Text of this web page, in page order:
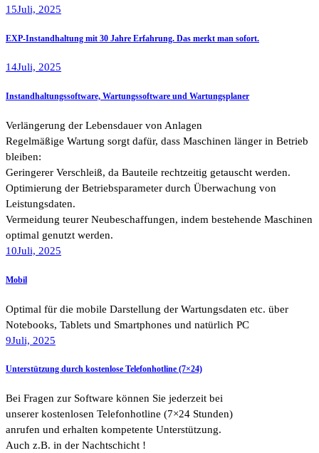
15Juli, 2025
EXP-Instandhaltung mit 30 Jahre Erfahrung. Das merkt man sofort.
14Juli, 2025
Instandhaltungssoftware, Wartungssoftware und Wartungsplaner
Verlängerung der Lebensdauer von Anlagen
Regelmäßige Wartung sorgt dafür, dass Maschinen länger in Betrieb
bleiben:
Geringerer Verschleiß, da Bauteile rechtzeitig getauscht werden.
Optimierung der Betriebsparameter durch Überwachung von
Leistungsdaten.
Vermeidung teurer Neubeschaffungen, indem bestehende Maschinen
optimal genutzt werden.
10Juli, 2025
Mobil
Optimal für die mobile Darstellung der Wartungsdaten etc. über
Notebooks, Tablets und Smartphones und natürlich PC
9Juli, 2025
Unterstützung durch kostenlose Telefonhotline (7×24)
Bei Fragen zur Software können Sie jederzeit bei
unserer kostenlosen Telefonhotline (7×24 Stunden)
anrufen und erhalten kompetente Unterstützung.
Auch z.B. in der Nachtschicht !